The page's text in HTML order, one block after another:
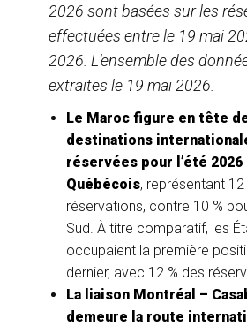
2026 sont basées sur les
effectuées entre le 19 mai
2026. L’ensemble des
extraites le 19 mai 2026.
Le Maroc figure en tête
destinations
réservées pour l’été 2026
Québécois, représentant 12
réservations, contre 10 %
Sud. À titre comparatif, les
occupaient la première
dernier, avec 12 % des
La liaison Montréal –
demeure la route